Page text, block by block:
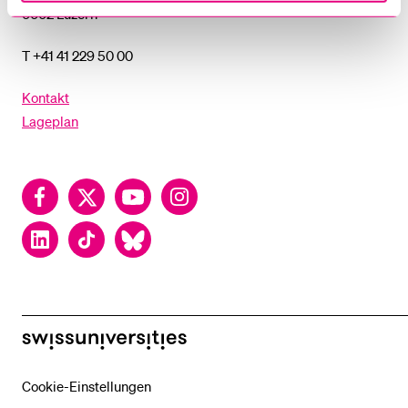
6002 Luzern
T +41 41 229 50 00
Kontakt
Lageplan
FacebookTwitter YouTubeInstagram
LinkedInTikTok Bluesky
swissuniversities
Cookie-Einstellungen